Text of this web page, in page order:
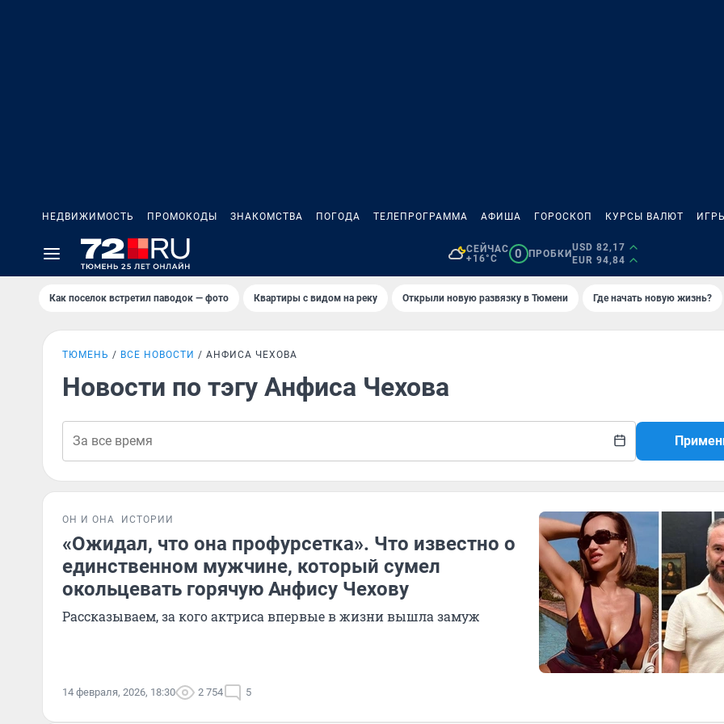
НЕДВИЖИМОСТЬ ПРОМОКОДЫ ЗНАКОМСТВА ПОГОДА ТЕЛЕПРОГРАММА АФИША ГОРОСКОП КУРСЫ ВАЛЮТ
СЕЙЧАС
+16°C
0 ПРОБКИ
USD 82,17
EUR 94,84
Как поселок встретил паводок — фото Квартиры с видом на реку Открыли новую развязку в Тюмени Где начать новую жизнь?
ТЮМЕНЬ ВСЕ НОВОСТИ АНФИСА ЧЕХОВА
Новости по тэгу Анфиса Чехова
ОН И ОНА ИСТОРИИ
«Ожидал, что она профурсетка». Что известно о
единственном мужчине, который сумел
окольцевать горячую Анфису Чехову
Рассказываем, за кого актриса впервые в жизни вышла замуж
14 февраля, 2026, 18:30 2 754 5